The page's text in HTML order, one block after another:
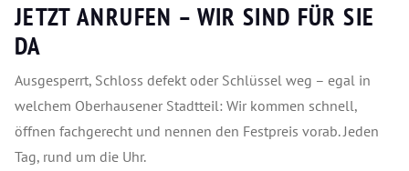
JETZT ANRUFEN – WIR SIND FÜR SIE
DA
Ausgesperrt, Schloss defekt oder Schlüssel weg – egal in
welchem Oberhausener Stadtteil: Wir kommen schnell,
öffnen fachgerecht und nennen den Festpreis vorab. Jeden
Tag, rund um die Uhr.